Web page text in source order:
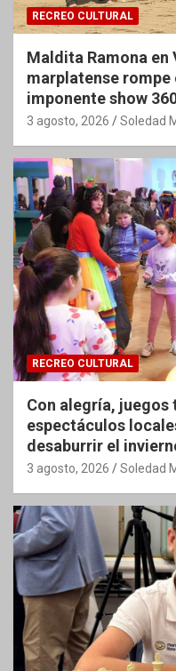
RECREO CULTURAL
Maldita Ramona
marplatense rompe
imponente show
3 agosto, 2026 Soledad
RECREO CULTURAL
Con alegría,
espectáculos
desaburrir el
3 agosto, 2026 Soledad